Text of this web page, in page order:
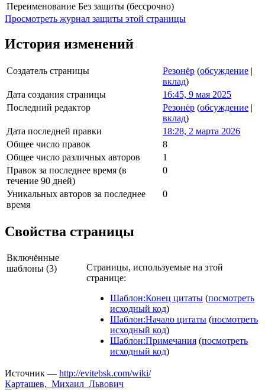
Переименование Без защиты (бессрочно)
Просмотреть журнал защиты этой страницы
История изменений
Создатель страницы Резонёр (обсуждение |
вклад)
Дата создания страницы
16:45, 9 мая 2025
Последний редактор
Резонёр (обсуждение |
вклад)
Дата последней правки
18:28, 2 марта 2026
Общее число правок
8
Общее число различных авторов
1
Правок за последнее время (в
течение 90 дней)
0
Уникальных авторов за последнее
время
0
Свойства страницы
Включённые
шаблоны (3)
Страницы, используемые на этой
странице:
Шаблон:Конец цитаты (посмотреть
исходный код)
Шаблон:Начало цитаты (посмотреть
исходный код)
Шаблон:Примечания (посмотреть
исходный код)
Источник — http://evitebsk.com/wiki/
Карташев,_Михаил_Львович